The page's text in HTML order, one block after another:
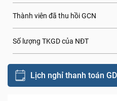
Thành viên đã thu hồi GCN
Số lượng TKGD của NĐT
Lịch nghỉ thanh toán